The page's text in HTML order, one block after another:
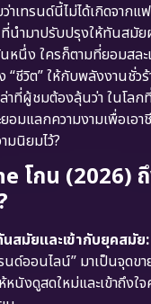
เทรนด์นี้ไม่ได้เกิดจากแ
นำมาปรับปรุงให้ทันสมั
หนึ่ง ใครก็ตามที่ยอมสละ
ชีวิต” ให้กับพลังงานชั่วร้
ล่าที่ผู้ชมต้องลุ้นว่า ในโ
อมแลกความงามเพื่อเอ
มนิยมไว้?
โกน (2026)
สมัยและเข้ากับยุคสมัย:
นด์ออนไลน์” มาเป็นจุดข
หนังดูสดใหม่และเข้าถึงใ